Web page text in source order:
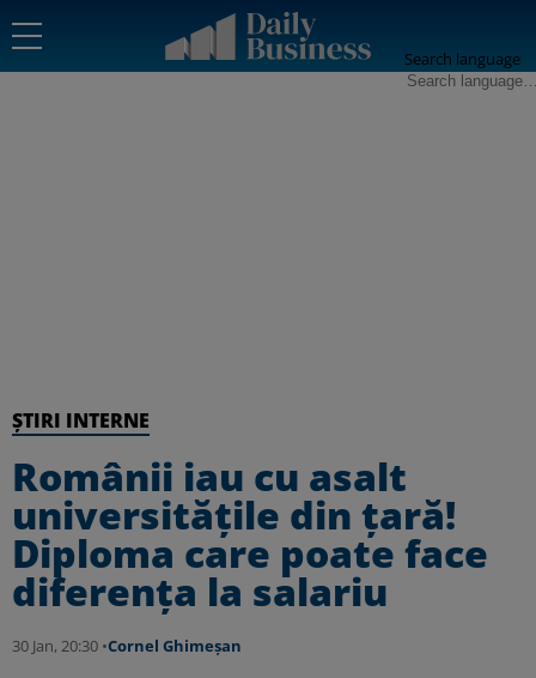
Search language
ȘTIRI INTERNE
Românii iau cu asalt
universitățile din țară!
Diploma care poate face
diferenţa la salariu
30 Jan, 20:30 •Cornel Ghimeșan